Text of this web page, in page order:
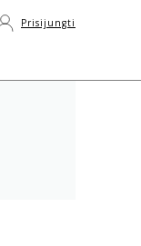
Prisijungti